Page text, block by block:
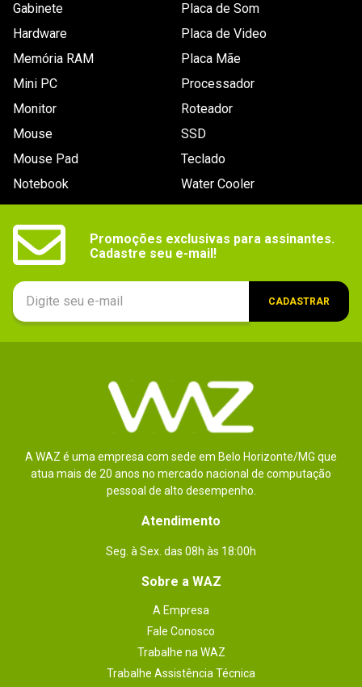
Gabinete
Hardware
Memória RAM
Mini PC
Monitor
Mouse
Mouse Pad
Notebook
Placa de Som
Placa de Video
Placa Mãe
Processador
Roteador
SSD
Teclado
Water Cooler
Promoções exclusivas para assinantes.
Cadastre seu e-mail!
CADASTRAR
A WAZ é uma empresa com sede em Belo Horizonte/MG que
atua mais de 20 anos no mercado nacional de computação
pessoal de alto desempenho.
Atendimento
Seg. à Sex. das 08h às 18:00h
Sobre a WAZ
A Empresa
Fale Conosco
Trabalhe na WAZ
Trabalhe Assistência Técnica